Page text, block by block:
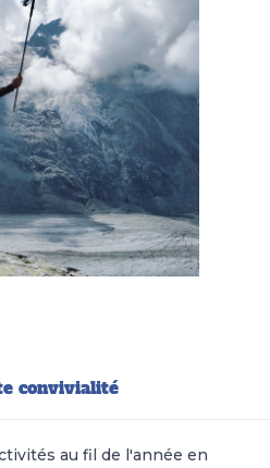
convivialité
au fil de l'année en